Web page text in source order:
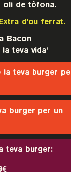
oli de tòfona.
Extra d'ou ferrat.
Bacon
la teva vida'
la teva burger
burger per un
teva burger: